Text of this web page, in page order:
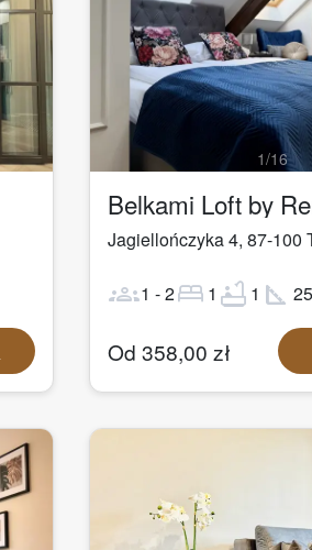
1/16
Belkami Loft by
Jagiellończyka 4,87-100
groups1 -2bed 1 bathtub 1 square_foot25
Od 358,00 zł